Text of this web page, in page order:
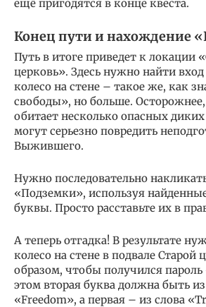
ещё пригодятся в конце квеста.
Конец пути и нахождение
Путь в итоге приведет к локации
церковь». Здесь нужно найти
колесо на стене – такое же, как
свободы», но больше. Осторожнее,
обитает несколько опасных
могут серьезно повредить
Выжившего.
Нужно последовательно
«Подземки», используя
буквы. Просто расставьте их в
А теперь отгадка! В результате
колесо на стене в подвале Старой
образом, чтобы получился
этом вторая буква должна быть из
«Freedom», а первая – из слова